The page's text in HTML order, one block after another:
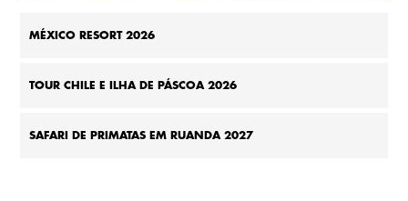
MÉXICO RESORT 2026
TOUR CHILE E ILHA DE PÁSCOA 2026
SAFARI DE PRIMATAS EM RUANDA 2027